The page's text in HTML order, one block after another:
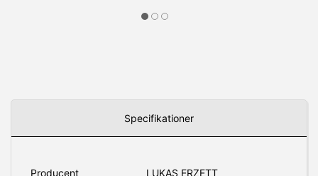
Specifikationer
Producent LUKAS ERZETT